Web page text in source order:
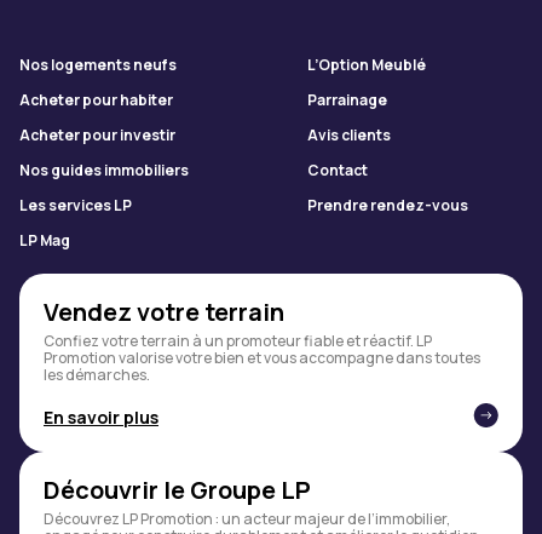
Nos logements neufs
L’Option Meublé
Acheter pour habiter
Parrainage
Acheter pour investir
Avis clients
Nos guides immobiliers
Contact
Les services LP
Prendre rendez-vous
LP Mag
Vendez votre terrain
Confiez votre terrain à un promoteur fiable et réactif. LP
Promotion valorise votre bien et vous accompagne dans toutes
les démarches.
En savoir plus
Découvrir le Groupe LP
Découvrez LP Promotion : un acteur majeur de l’immobilier,